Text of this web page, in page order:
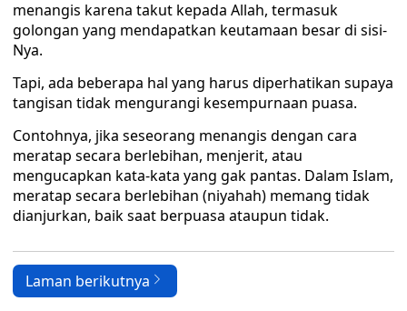
menangis karena takut kepada Allah, termasuk
golongan yang mendapatkan keutamaan besar di sisi-
Nya.
Tapi, ada beberapa hal yang harus diperhatikan supaya
tangisan tidak mengurangi kesempurnaan puasa.
Contohnya, jika seseorang menangis dengan cara
meratap secara berlebihan, menjerit, atau
mengucapkan kata-kata yang gak pantas. Dalam Islam,
meratap secara berlebihan (niyahah) memang tidak
dianjurkan, baik saat berpuasa ataupun tidak.
Laman berikutnya